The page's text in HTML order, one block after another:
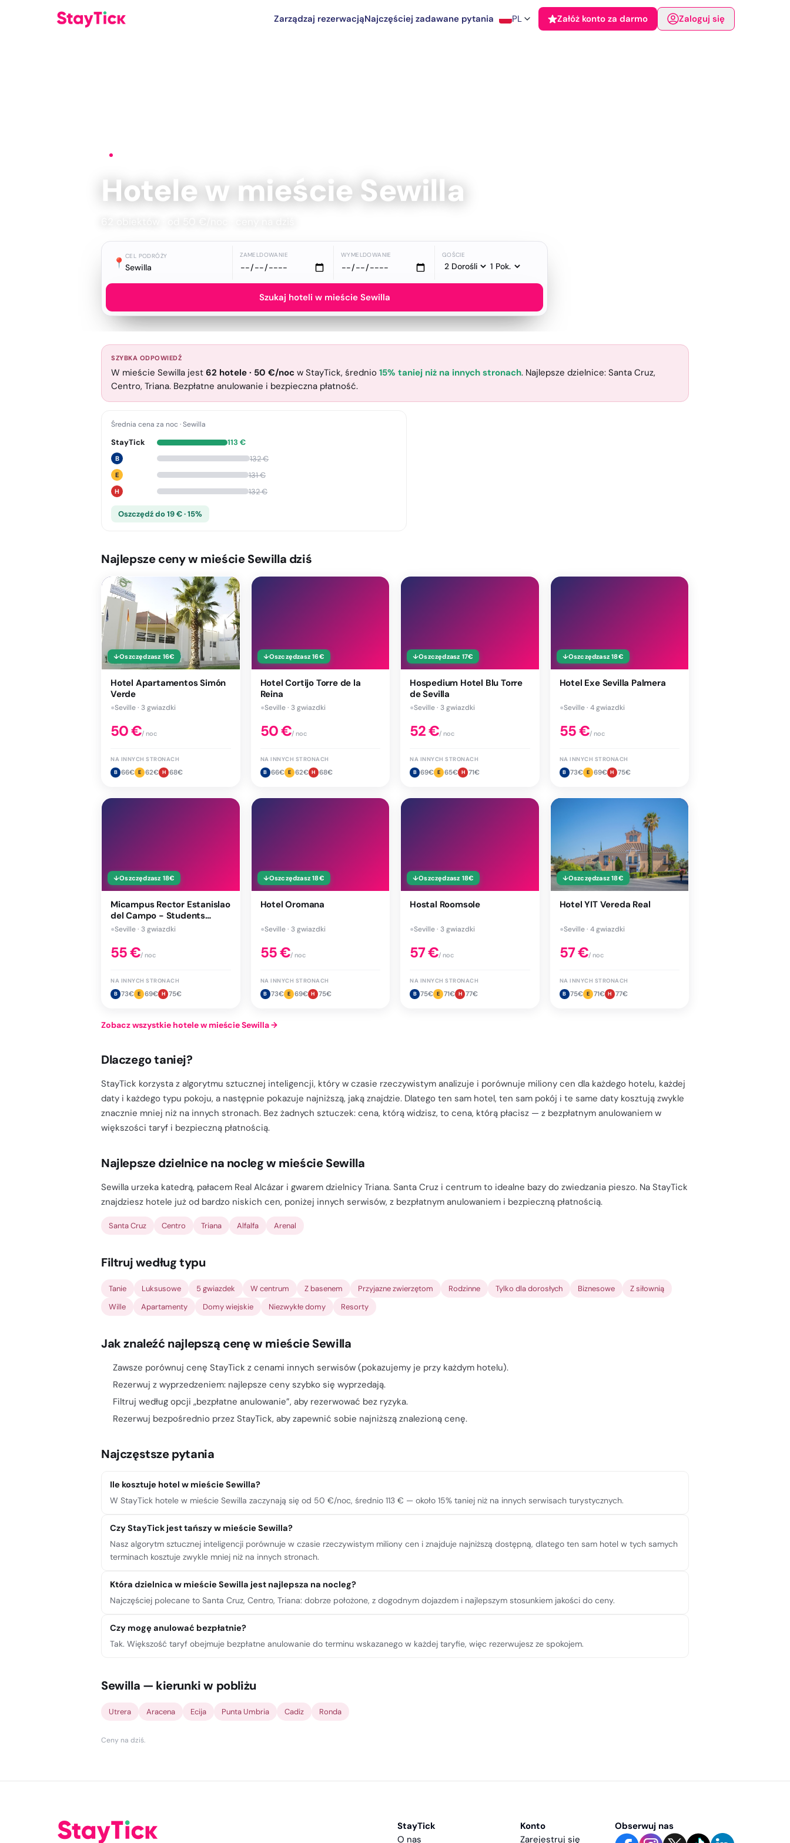
Zarządzaj rezerwacjąNajczęściej zadawane pytania PL Załóż konto za darmo Zaloguj się
Hotele w mieście Sewilla
📍 CEL PODRÓŻY
Sewilla
ZAMELDOWANIE WYMELDOWANIE GOŚCIE
Szukaj hoteli w mieście Sewilla
SZYBKA ODPOWIEDŹ
W mieście Sewilla jest 62 hotele · 50 €/noc w StayTick, średnio 15% taniej niż na innych stronach. Najlepsze dzielnice: Santa Cruz,
Centro, Triana. Bezpłatne anulowanie i bezpieczna płatność.
Średnia cena za noc ·Sewilla
StayTick 113 €
B 132€
E 131€
H 132€
Oszczędź do 19 € · 15%
Najlepsze ceny w mieście Sewilla dziś
↓Oszczędzasz 16€
Hotel Apartamentos Simón
Verde
●Seville · 3 gwiazdki
50€/ noc
NA INNYCH STRONACH
B 66€ E 62€ H 68€
↓Oszczędzasz 16€
Hotel Cortijo Torre de la
Reina
●Seville · 3 gwiazdki
50€/ noc
NA INNYCH STRONACH
B 66€ E 62€ H 68€
↓Oszczędzasz 17€
Hospedium Hotel Blu Torre
de Sevilla
●Seville · 3 gwiazdki
52€/ noc
NA INNYCH STRONACH
B 69€ E 65€ H 71€
↓Oszczędzasz 18€
Hotel Exe Sevilla Palmera
●Seville · 4 gwiazdki
55€/ noc
NA INNYCH STRONACH
B 73€ E 69€ H 75€
↓Oszczędzasz 18€
Micampus Rector Estanislao
del Campo - Students
Residence
●Seville · 3 gwiazdki
55€/ noc
NA INNYCH STRONACH
B 73€ E 69€ H 75€
↓Oszczędzasz 18€
Hotel Oromana
●Seville · 3 gwiazdki
55€/ noc
NA INNYCH STRONACH
B 73€ E 69€ H 75€
↓Oszczędzasz 18€
Hostal Roomsole
●Seville · 3 gwiazdki
57€/ noc
NA INNYCH STRONACH
B 75€ E 71€ H 77€
↓Oszczędzasz 18€
Hotel YIT Vereda Real
●Seville · 4 gwiazdki
57€/ noc
NA INNYCH STRONACH
B 75€ E 71€ H 77€
Zobacz wszystkie hotele w mieście Sewilla→
Dlaczego taniej?
StayTick korzysta z algorytmu sztucznej inteligencji, który w czasie rzeczywistym analizuje i porównuje miliony cen dla każdego hotelu, każdej
daty i każdego typu pokoju, a następnie pokazuje najniższą, jaką znajdzie. Dlatego ten sam hotel, ten sam pokój i te same daty kosztują zwykle
znacznie mniej niż na innych stronach. Bez żadnych sztuczek: cena, którą widzisz, to cena, którą płacisz — z bezpłatnym anulowaniem w
większości taryf i bezpieczną płatnością.
Najlepsze dzielnice na nocleg w mieście Sewilla
Sewilla urzeka katedrą, pałacem Real Alcázar i gwarem dzielnicy Triana. Santa Cruz i centrum to idealne bazy do zwiedzania pieszo. Na StayTick
znajdziesz hotele już od bardzo niskich cen, poniżej innych serwisów, z bezpłatnym anulowaniem i bezpieczną płatnością.
Santa Cruz Centro Triana Alfalfa Arenal
Filtruj według typu
Tanie Luksusowe 5 gwiazdek W centrum Z basenem Przyjazne zwierzętom Rodzinne Tylko dla dorosłych Biznesowe
Z siłownią
Wille
Apartamenty Domy wiejskie Niezwykłe domy Resorty
Jak znaleźć najlepszą cenę w mieście Sewilla
Zawsze porównuj cenę StayTick z cenami innych serwisów (pokazujemy je przy każdym hotelu).
Rezerwuj z wyprzedzeniem: najlepsze ceny szybko się wyprzedają.
Filtruj według opcji „bezpłatne anulowanie”, aby rezerwować bez ryzyka.
Rezerwuj bezpośrednio przez StayTick, aby zapewnić sobie najniższą znalezioną cenę.
Najczęstsze pytania
Ile kosztuje hotel w mieście Sewilla?
W StayTick hotele w mieście Sewilla zaczynają się od 50 €/noc, średnio 113 € — około 15% taniej niż na innych serwisach turystycznych.
Czy StayTick jest tańszy w mieście Sewilla?
Nasz algorytm sztucznej inteligencji porównuje w czasie rzeczywistym miliony cen i znajduje najniższą dostępną, dlatego ten sam hotel w tych samych
terminach kosztuje zwykle mniej niż na innych stronach.
Która dzielnica w mieście Sewilla jest najlepsza na nocleg?
Najczęściej polecane to Santa Cruz, Centro, Triana: dobrze położone, z dogodnym dojazdem i najlepszym stosunkiem jakości do ceny.
Czy mogę anulować bezpłatnie?
Tak. Większość taryf obejmuje bezpłatne anulowanie do terminu wskazanego w każdej taryfie, więc rezerwujesz ze spokojem.
Sewilla — kierunki w pobliżu
Utrera Aracena Ecija Punta Umbria Cadiz Ronda
Ceny na dziś.
StayTick
O nas
Konto
Zarejestruj się
Obserwuj nas